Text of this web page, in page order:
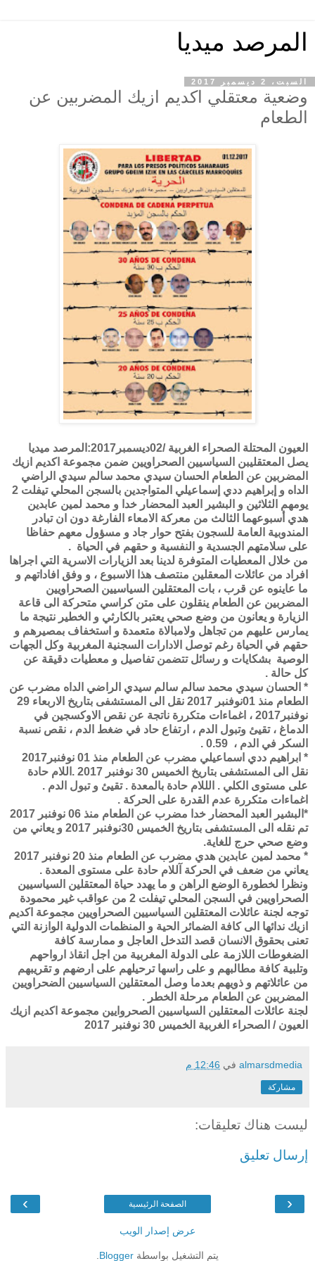
المرصد ميديا
السبت، 2 ديسمبر 2017
وضعية معتقلي اكديم ازيك المضربين عن
الطعام
العيون المحتلة الصحراء الغربية /02ديسمبر2017:المرصد ميديا
يصل المعتقليبن السياسيين الصحراويين ضمن مجموعة اكديم ازيك
المضربين عن الطعام الحسان سيدي محمد سالم سيدي الراضي
الداه و إبراهيم ددي إسماعيلي المتواجدين بالسجن المحلي تيفلت 2
يومهم الثلاثين و البشير العبد المحضار خدا و محمد لمين عابدين
هدي أسبوعهما الثالث من معركة الامعاء الفارغة دون ان تبادر
المندوبية العامة للسجون بفتح حوار جاد و مسؤول معهم حفاظا
على سلامتهم الجسدية و النفسية و حقهم في الحياة .
من خلال المعطيات المتوفرة لدينا بعد الزيارات الاسرية التي اجراها
افراد من عائلات المعقلين منتصف هذا الاسبوع ، و وفق افاداتهم و
ما عاينوه عن قرب ، بات المعتقلين السياسيين الصحراويين
المضربين عن الطعام ينقلون على متن كراسي متحركة الى قاعة
الزيارة و يعانون من وضع صحي يعتبر بالكارثي و الخطير نتيجة ما
يمارس عليهم من تجاهل ولامبالاة متعمدة و استخفاف بمصيرهم و
حقهم في الحياة رغم توصل الادارات السجنية المغربية وكل الجهات
الوصية بشكايات و رسائل تتضمن تفاصيل و معطيات دقيقة عن
كل حالة .
* الحسان سيدي محمد سالم سالم سيدي الراضي الداه مضرب عن
الطعام منذ 01نوفنبر 2017 نقل الى المستشفى بتاريخ الاربعاء 29
نوفنبر2017 ، اغماءات متكررة ناتجة عن نقص الاوكسجين في
الدماغ ، تقيئ وتبول الدم ، ارتفاع حاد في ضغط الدم ، نقص نسبة
السكر في الدم ، 0.59 .
* ابراهيم ددي اسماعيلي مضرب عن الطعام منذ 01 نوفنبر2017
نقل الى المستشفى بتاريخ الخميس 30 نوفنبر 2017 .اللام حادة
على مستوى الكلي . الللام حادة بالمعدة . تقيئ و تبول الدم .
اغماءات متكررة عدم القدرة على الحركة .
*البشير العبد المحضار خدا مضرب عن الطعام منذ 06 نوفنبر 2017
تم نقله الى المستشفى بتاريخ الخميس 30نوفنبر 2017 و يعاني من
وضع صحي حرج للغاية.
* محمد لمين عابدين هدي مضرب عن الطعام منذ 20 نوفنبر 2017
يعاني من ضعف في الحركة آللام حادة على مستوى المعدة .
ونظرا لخطورة الوضع الراهن و ما يهدد حياة المعتقلين السياسيين
الصحراويين في السجن المحلي تيفلت 2 من عواقب غير محمودة
توجه لجنة عائلات المعتقلين السياسيين الصحراويين مجموعة اكديم
ازيك ندائها الى كافة الضمائر الحية و المنظمات الدولية الوازنة التي
تعنى بحقوق الانسان قصد التدخل العاجل و ممارسة كافة
الضغوطات اللازمة على الدولة المغربية من اجل انقاذ ارواحهم
وتلبية كافة مطالبهم و على راسها ترحيلهم على ارضهم و تقريبهم
من عائلاتهم و ذويهم بعدما وصل المعتقلين السياسيين الضحراويين
المضربين عن الطعام مرحلة الخطر .
لجنة عائلات المعتقلين السياسيين الصحروايين مجموعة اكديم ازيك
العيون / الصحراء الغربية الخميس 30 نوفنبر 2017
almarsdmedia في 12:46 م
مشاركة
ليست هناك تعليقات:
إرسال تعليق
‹
› الصفحة الرئيسية
عرض إصدار الويب
يتم التشغيل بواسطة Blogger